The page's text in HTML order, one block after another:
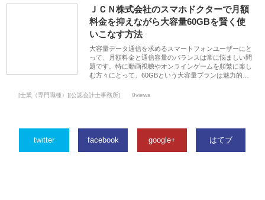
ＪＣＮ株式会社のスマホドクターで月額
料金を抑えながら大容量60GBを賢く使
いこなす方法
大容量データ通信を求めるスマートフォンユーザーにと
って、月額料金と通信容量のバランスは常に悩ましい問
題です。特に動画視聴やオンラインゲームを頻繁に楽し
む方々にとって、60GBという大容量プランは魅力的…
[士業（専門職種）][公認会計士事務所] 0views
twitter facebook google+ はてブ